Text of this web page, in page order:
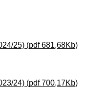
25) (pdf681,68Kb)
24) (pdf700,17Kb)